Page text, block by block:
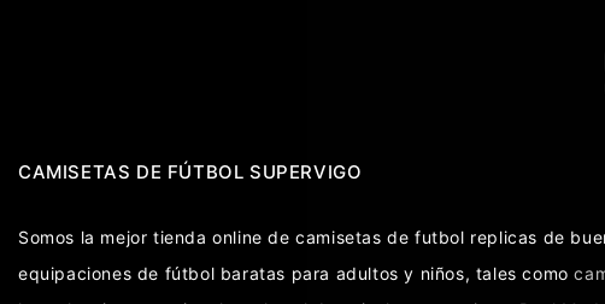
CAMISETAS DE FÚTBOL SUPERVIGO
Somos la mejor tienda online de camisetas de futbol replicas de
equipaciones de fútbol baratas para adultos y niños, tales como